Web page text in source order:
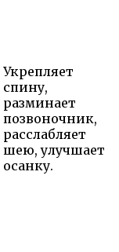
Укрепляет
спину,
разминает
позвоночник,
расслабляет
шею, улучшает
осанку.